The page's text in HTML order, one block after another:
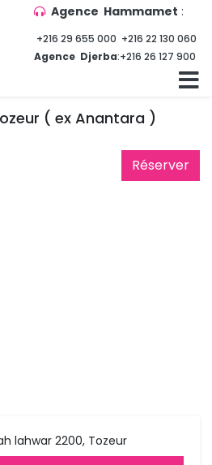
Agence Hammamet :
+216 29 655 000 +216 22 130 060
Agence Djerba:+216 26 127 900
( ex Anantara )
Réserver
lahwar 2200, Tozeur